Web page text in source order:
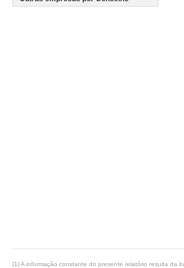
(1) A informação constante do presente relatório resulta da